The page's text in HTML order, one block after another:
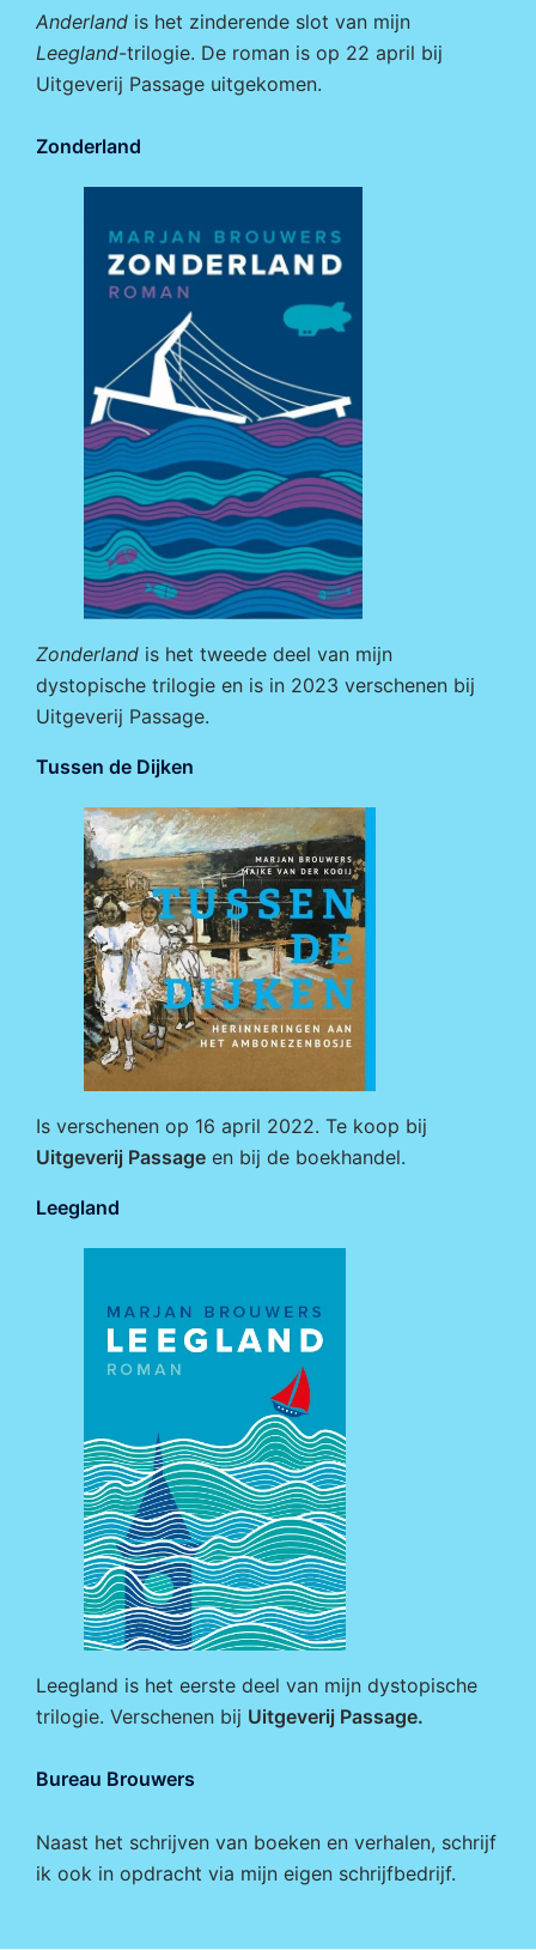
Anderland is het zinderende slot van mijn
Leegland-trilogie. De roman is op 22 april bij
Uitgeverij Passage uitgekomen.
Zonderland
Zonderland is het tweede deel van mijn
dystopische trilogie en is in 2023 verschenen bij
Uitgeverij Passage.
Tussen de Dijken
Is verschenen op 16 april 2022. Te koop bij
Uitgeverij Passage en bij de boekhandel.
Leegland
Leegland is het eerste deel van mijn dystopische
trilogie. Verschenen bij Uitgeverij Passage.
Bureau Brouwers
Naast het schrijven van boeken en verhalen, schrijf
ik ook in opdracht via mijn eigen schrijfbedrijf.